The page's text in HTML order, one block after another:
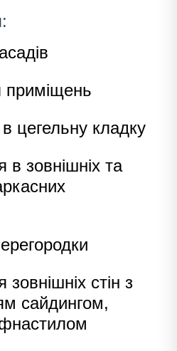
приміщень
цегельну кладку
в зовнішніх та
зовнішніх стін з
сайдингом,